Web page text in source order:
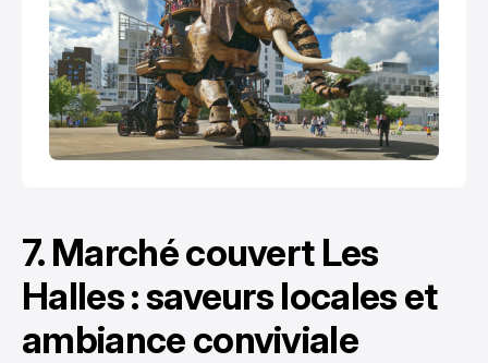
7. Marché couvert Les
Halles : saveurs locales et
ambiance conviviale